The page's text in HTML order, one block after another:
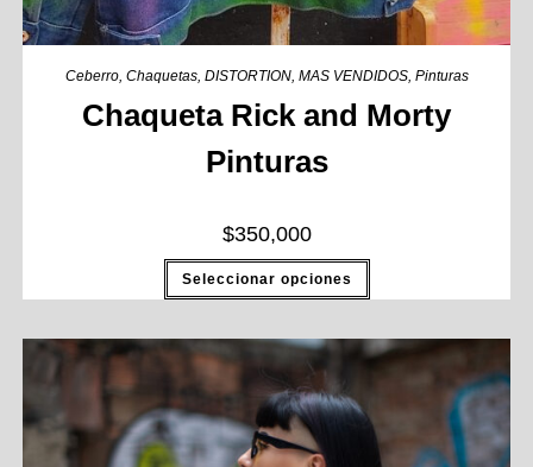
Ceberro, Chaquetas, DISTORTION, MAS VENDIDOS, Pinturas
Chaqueta Rick and Morty
Pinturas
$350,000
Seleccionar opciones